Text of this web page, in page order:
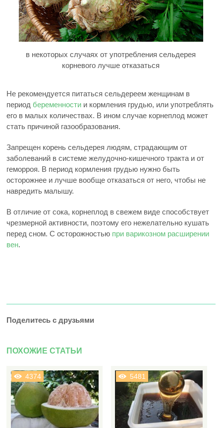
в некоторых случаях от употребления сельдерея
корневого лучше отказаться
Не рекомендуется питаться сельдереем женщинам в
период беременности и кормления грудью, или употреблять
его в малых количествах. В ином случае корнеплод может
стать причиной газообразования.
Запрещен корень сельдерея людям, страдающим от
заболеваний в системе желудочно-кишечного тракта и от
геморроя. В период кормления грудью нужно быть
осторожнее и лучше вообще отказаться от него, чтобы не
навредить малышу.
В отличие от сока, корнеплод в свежем виде способствует
чрезмерной активности, поэтому его нежелательно кушать
перед сном. С осторожностью при варикозном расширении
вен.
Поделитесь с друзьями
ПОХОЖИЕ СТАТЬИ
4374 5481